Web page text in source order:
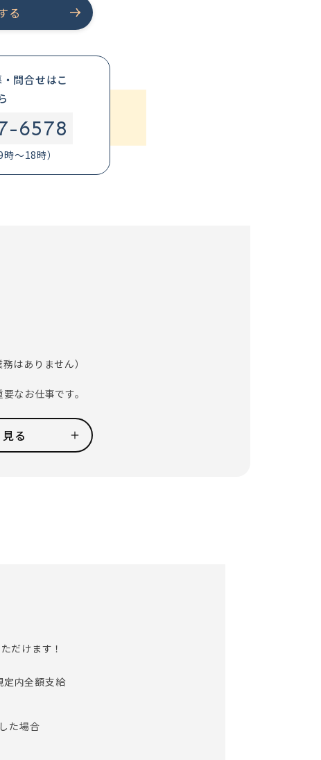
る
問合せはこ
6578
時～18時）
はありません）
なお仕事です。
す方、習字をして過ごす方・・・と様々で
る
だけます！
内全額支給
た場合